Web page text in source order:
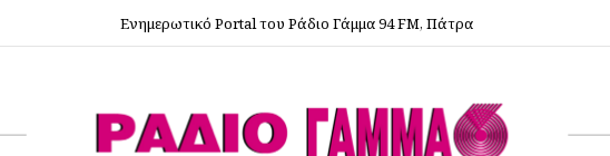
Ενημερωτικό Portal του Ράδιο Γάμμα 94 FM, Πάτρα